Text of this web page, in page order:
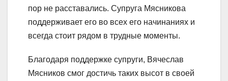
пор не расставались. Супруга Мясникова
поддерживает его во всех его начинаниях и
всегда стоит рядом в трудные моменты.
Благодаря поддержке супруги, Вячеслав
Мясников смог достичь таких высот в своей